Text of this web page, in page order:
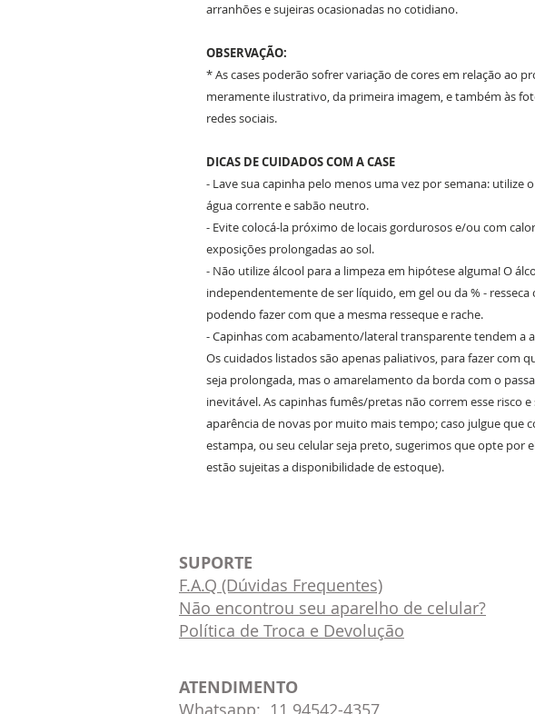
arranhões e sujeiras ocasionadas no cotidiano.
OBSERVAÇÃO:
* As cases poderão sofrer variação de cores em relação ao
meramente ilustrativo, da primeira imagem, e também às
redes sociais.
DICAS DE CUIDADOS COM A CASE
- Lave sua capinha pelo menos uma vez por semana: utilize
água corrente e sabão neutro.
- Evite colocá-la próximo de locais gordurosos e/ou com
exposições prolongadas ao sol.
- Não utilize álcool para a limpeza em hipótese alguma! O
independentemente de ser líquido, em gel ou da % -
podendo fazer com que a mesma resseque e rache.
- Capinhas com acabamento/lateral transparente tendem a
Os cuidados listados são apenas paliativos, para fazer com
seja prolongada, mas o amarelamento da borda com o
inevitável. As capinhas fumês/pretas não correm esse risco
aparência de novas por muito mais tempo; caso julgue que
estampa, ou seu celular seja preto, sugerimos que opte por
estão sujeitas a disponibilidade de estoque).
SUPORTE
F.A.Q (Dúvidas Frequentes)
Não encontrou seu aparelho de celular?
Política de Troca e Devolução
ATENDIMENTO